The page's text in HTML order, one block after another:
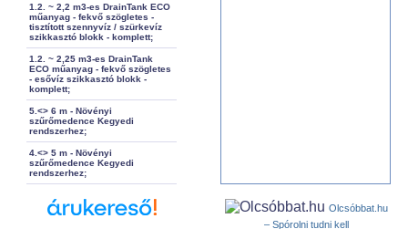
1.2. ~ 2,2 m3-es DrainTank ECO
műanyag - fekvő szögletes -
tisztított szennyvíz / szürkevíz
szikkasztó blokk - komplett;
1.2. ~ 2,25 m3-es DrainTank
ECO műanyag - fekvő szögletes
- esővíz szikkasztó blokk -
komplett;
5.<> 6 m - Növényi
szűrőmedence Kegyedi
rendszerhez;
4.<> 5 m - Növényi
szűrőmedence Kegyedi
rendszerhez;
Olcsóbbat.hu
– Spórolni tudni kell